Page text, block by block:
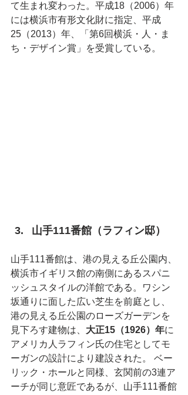
て生まれ変わった。平成18（2006）年
には横浜市有形文化財に指定、平成
25（2013）年、「第6回横浜・人・ま
ち・デザイン賞」を受賞している。
山手111番館（ラフィン邸）
山手111番館は、港の見える丘公園内、
横浜市イギリス館の南側にあるスパニ
ッシュスタイルの洋館である。ワシン
坂通りに面した広い芝生を前庭とし、
港の見える丘公園のローズガーデンを
見下ろす建物は、 大正15（1926）年に
アメリカ人ラフィン氏の住宅としてモ
ーガンの設計により建設された。 ベー
リック・ホールと同様、玄関前の3連ア
ーチが同じ意匠であるが、山手111番館